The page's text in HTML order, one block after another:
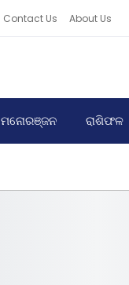
Contact Us About Us
ମନୋରଞ୍ଜନ ରାଶିଫଳ